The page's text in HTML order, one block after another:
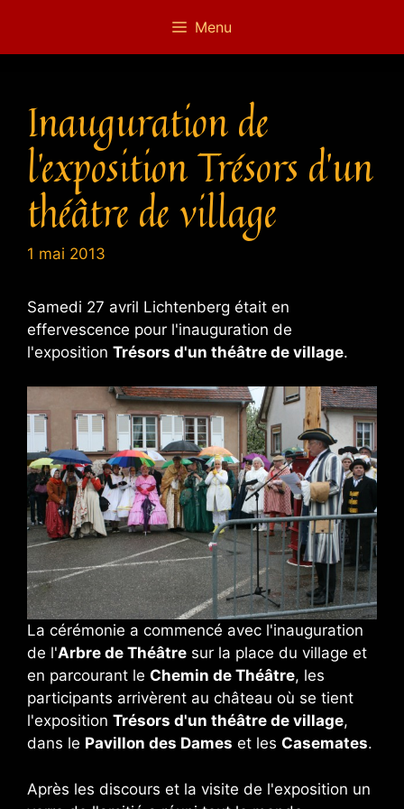
contenu
Menu
Inauguration de
l’exposition Trésors d’un
théâtre de village
1 mai 2013
Samedi 27 avril Lichtenberg était en
effervescence pour l'inauguration de
l'exposition Trésors d'un théâtre de village.
La cérémonie a commencé avec l'inauguration
de l'Arbre de Théâtre sur la place du village et
en parcourant le Chemin de Théâtre, les
participants arrivèrent au château où se tient
l'exposition Trésors d'un théâtre de village,
dans le Pavillon des Dames et les Casemates.
Après les discours et la visite de l'exposition un